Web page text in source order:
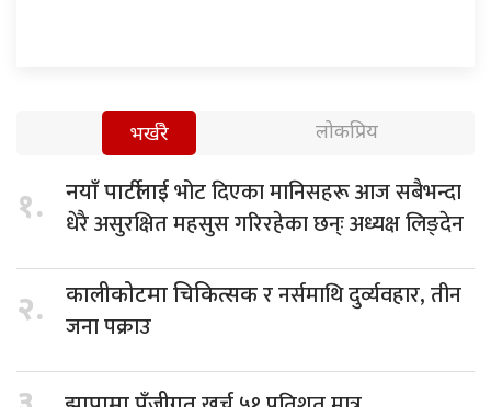
भर्खरै लोकप्रिय
१. नयाँ पार्टीलाईभोट दिएका मानिसहरू आज सबैभन्दा
धेरै असुरक्षित महसुस गरिरहेका छन्ः अध्यक्ष लिङ्देन
२. कालीकोटमा चिकित्सकर नर्समाथि दुर्व्यवहार, तीन
जना पक्राउ